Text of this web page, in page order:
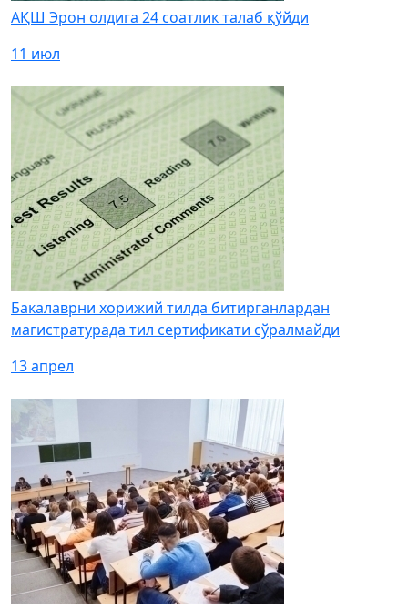
АҚШ Эрон олдига 24 соатлик талаб қўйди
11 июл
Бакалаврни хорижий тилда битирганлардан
магистратурада тил сертификати сўралмайди
13 апрел